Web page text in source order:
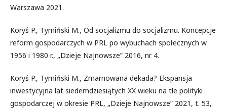
Warszawa 2021.
Koryś P., Tymiński M., Od socjalizmu do socjalizmu. Koncepcje
reform gospodarczych w PRL po wybuchach społecznych w
1956 i 1980 r., „Dzieje Najnowsze” 2016, nr 4.
Koryś P., Tymiński M., Zmarnowana dekada? Ekspansja
inwestycyjna lat siedemdziesiątych XX wieku na tle polityki
gospodarczej w okresie PRL, „Dzieje Najnowsze” 2021, t. 53,